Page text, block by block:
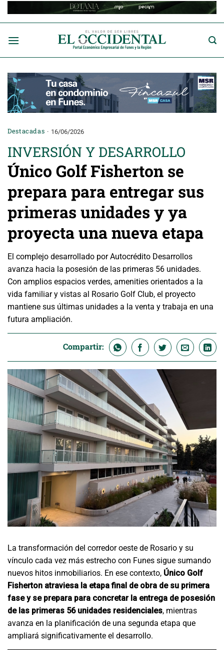
Destacadas 16/06/2026
INVERSIÓN Y DESARROLLO
Único Golf Fisherton se
prepara para entregar sus
primeras unidades y ya
proyecta una nueva etapa
El complejo desarrollado por Autocrédito Desarrollos
avanza hacia la posesión de las primeras 56 unidades.
Con amplios espacios verdes, amenities orientados a la
vida familiar y vistas al Rosario Golf Club, el proyecto
mantiene sus últimas unidades a la venta y trabaja en una
futura ampliación.
Compartir:
La transformación del corredor oeste de Rosario y su
vínculo cada vez más estrecho con Funes sigue sumando
nuevos hitos inmobiliarios. En ese contexto, Único Golf
Fisherton atraviesa la etapa final de obra de su primera
fase y se prepara para concretar la entrega de posesión
de las primeras 56 unidades residenciales, mientras
avanza en la planificación de una segunda etapa que
ampliará significativamente el desarrollo.